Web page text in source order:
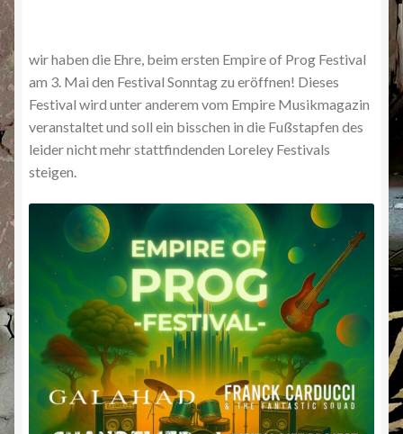
Rezensionen
Shop
Warenkorb
wir haben die Ehre, beim ersten Empire of Prog Festival
am 3. Mai den Festival Sonntag zu eröffnen! Dieses
Festival wird unter anderem vom Empire Musikmagazin
veranstaltet und soll ein bisschen in die Fußstapfen des
leider nicht mehr stattfindenden Loreley Festivals
steigen.